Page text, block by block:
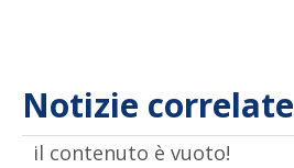
Notizie correlate
il contenuto è vuoto!